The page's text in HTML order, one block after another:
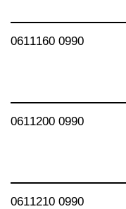
0611160 0990
0611200 0990
0611210 0990